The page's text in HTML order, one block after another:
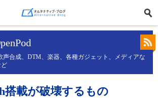
声合成、DTM、楽器、各種ガジェット、メディアな
ど
搭載が破壊するもの